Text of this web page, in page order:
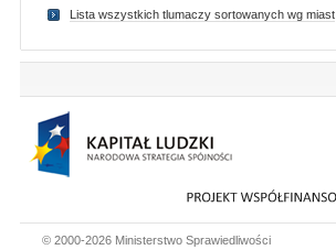
Lista wszystkich tlumaczy sortowanych wg miast
© 2000-2026 Ministerstwo Sprawiedliwości